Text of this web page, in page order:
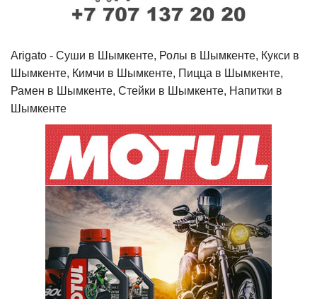
Arigato - Cуши в Шымкенте, Ролы в Шымкенте, Кукси в
Шымкенте, Кимчи в Шымкенте, Пицца в Шымкенте,
Рамен в Шымкенте, Стейки в Шымкенте, Напитки в
Шымкенте